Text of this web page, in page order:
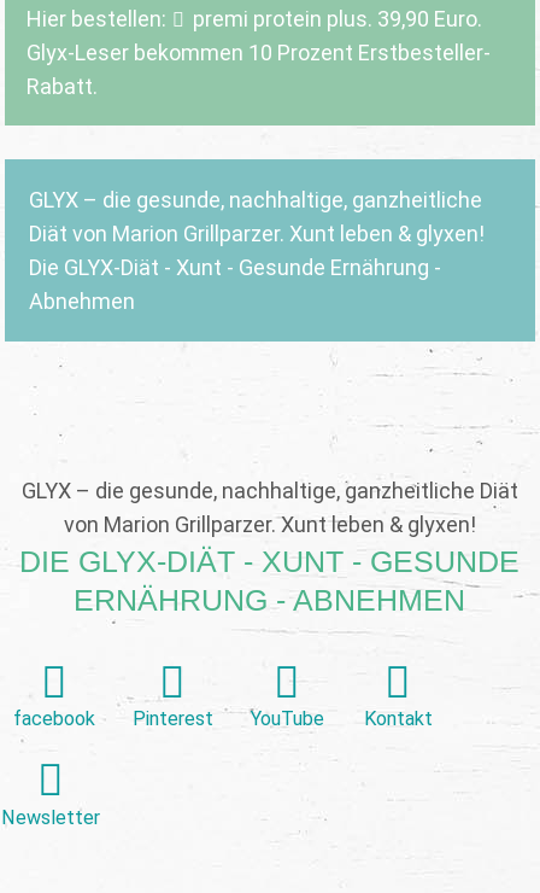
Hier bestellen:
premi protein plus. 39,90 Euro.
Glyx-Leser bekommen 10 Prozent Erstbesteller-
Rabatt.
GLYX – die gesunde, nachhaltige, ganzheitliche
Diät von Marion Grillparzer. Xunt leben & glyxen!
Die GLYX-Diät - Xunt - Gesunde Ernährung -
Abnehmen
GLYX – die gesunde, nachhaltige, ganzheitliche Diät
von Marion Grillparzer. Xunt leben & glyxen!
DIE GLYX-DIÄT - XUNT - GESUNDE
ERNÄHRUNG - ABNEHMEN
facebook Pinterest YouTube Kontakt
Newsletter